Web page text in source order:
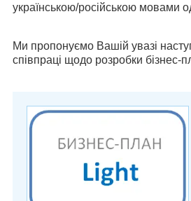
українською/російською мовами
Ми пропонуємо Вашій увазі
співпраці щодо розробки бізнес-